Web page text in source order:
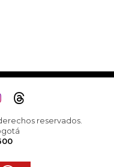
reservados.